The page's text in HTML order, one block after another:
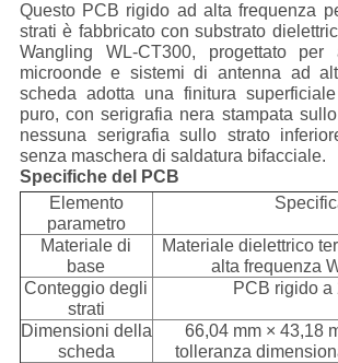
Questo PCB rigido ad alta frequenza
strati è fabbricato con substrato
Wangling WL-CT300, progettato per
microonde e sistemi di antenna ad
scheda adotta una finitura
puro, con serigrafia nera stampata
nessuna serigrafia sullo strato
senza maschera di saldatura bifacciale.
Specifiche del PCB
Elemento
parametro
Materiale di
base
Materiale dielettrico
alta frequenza
Conteggio degli
strati
PCB rigido a
Dimensioni della
scheda
66,04 mm × 43,18
tolleranza